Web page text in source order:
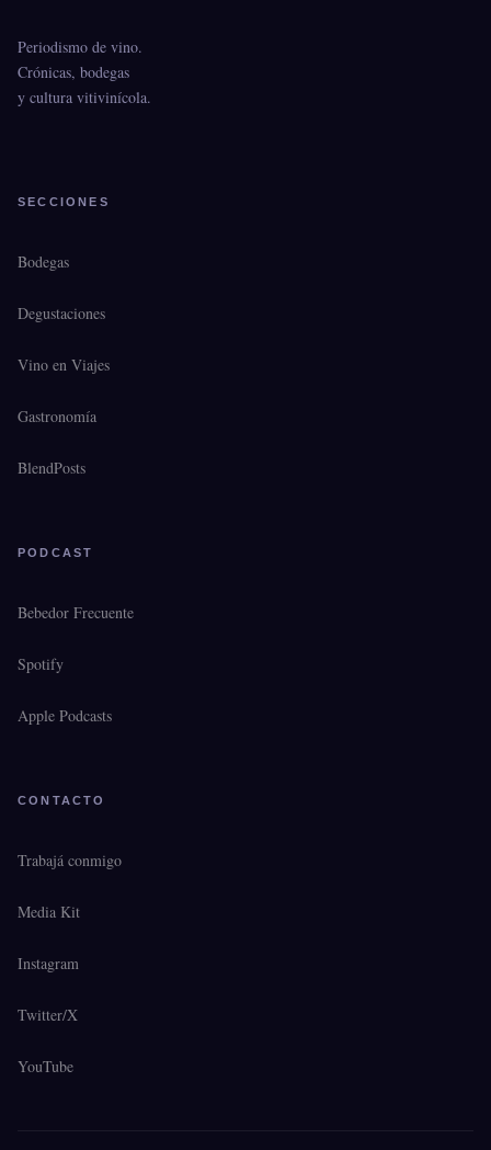
Periodismo de vino.
Crónicas, bodegas
y cultura vitivinícola.
SECCIONES
Bodegas
Degustaciones
Vino en Viajes
Gastronomía
BlendPosts
PODCAST
Bebedor Frecuente
Spotify
Apple Podcasts
CONTACTO
Trabajá conmigo
Media Kit
Instagram
Twitter/X
YouTube